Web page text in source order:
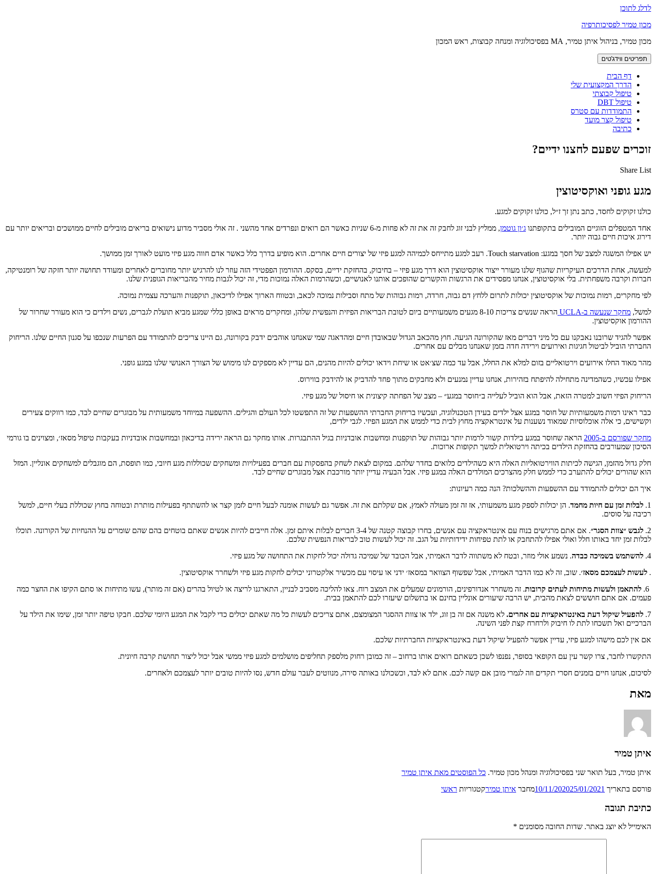
לדלג לתוכן
מכון טמיר לפסיכותרפיה
מכון טמיר, בניהול איתן טמיר, MA בפסיכולוגיה ומנחה קבוצות, ראש המכון
תפריטים ווידג'טים
דף הבית
הדרך המקצועית שלי
טיפול קבוצתי
טיפול DBT
התמודדות עם סטרס
טיפול קצר מועד
כתיבה
זוכרים שפעם לחצנו ידיים?
Share List
מגע גופני ואוקסיטוצין
כולנו זקוקים לחסד, כתב נתן זך ז״ל, כולנו זקוקים למגע.
אחד המטפלים הזוגיים המובילים בתקופתנו ג׳ון גוטמן
, ממליץ לבני זוג לחבק זה את זה לא פחות מ-6 שניות כאשר הם רואים ונפרדים אחד מהשני . זה אולי מסביר מדוע נישואים בריאים מובילים לחיים ממושכים ובריאים יותר עם
דירוג איכות חיים גבוה יותר.
יש אפילו המשגה למצב של חסך במגע: Touch starvation. רעב למגע מתייחס לכמיהה למגע פיזי של יצורים חיים אחרים. הוא מופיע בדרך כלל כאשר אדם חווה מגע פיזי מועט לאורך זמן ממושך.
למעשה, אחת הדרכים העיקריות שהגוף שלנו מעורר ייצור אוקסיטוצין הוא דרך מגע פיזי – בחיבוק, בהחזקת ידיים, בסקס. ההורמון הפפטידי הזה עוזר לנו להרגיש יותר מחוברים לאחרים ומעודד תחושה יותר חזקה של רומנטיקה,
חברות וקרבה משפחתית. בלי אוקסיטוצין, אנחנו מפסידים את הרגשות והקשרים שהופכים אותנו לאנושיים, וכשהרמות האלה נמוכות מדי, זה יכול לגבות מחיר מהבריאות הגופנית שלנו.
לפי מחקרים, רמות נמוכות של אוקסיטוצין יכולות לתרום ללחץ דם גבוה, חרדה, רמות גבוהות של מתח וסבילות נמוכה לכאב, ובטווח הארוך אפילו לדיכאון, תוקפנות והערכה עצמית נמוכה.
למשל, מחקר שנעשה ב-UCLA
הראה שנשים צריכות 8-10 מגעים משמעותיים ביום לטובת הבריאות הפיזית והנפשית שלהן, ומחקרים מראים באופן כללי שמגע מביא תועלת לגברים, נשים וילדים כי הוא מעורר שחרור של
ההורמון אוקסיטוצין.
אפשר להגיד שרובנו נאבקנו עם כל מיני דברים מאז שהקורונה הגיעה. חוץ מהכאב הגדול שבאובדן חיים ומהדאגה שמי שאנחנו אוהבים ידבק בקורונה, גם היינו צריכים להתמודד עם הפרעות שנכפו על סגנון החיים שלנו. הריחוק
החברתי הוביל לביטול חגיגות ואירועים וירידה חדה בזמן שאנחנו מבלים עם אחרים.
מהר מאוד החלו אירועים וירטואליים בזום למלא את החלל, אבל עד כמה שצ׳אט או שיחת וידאו יכולים להיות מהנים, הם עדיין לא מספקים לנו מימוש של הצורך האנושי שלנו במגע גופני.
אפילו עכשיו, כשהמדינה מתחילה להיפתח בזהירות, אנחנו עדיין נמנעים ולא מחבקים מתוך פחד להדביק או להידבק בווירוס.
הריחוק הפיזי חשוב למטרה הזאת, אבל הוא הוביל לעלייה ב״חוסר במגע״ – מצב של הפחתה קיצונית או חיסול של מגע פיזי.
כבר ראינו רמות משמעותיות של חוסר במגע אצל ילדים בעידן הטכנולוגיה, ועכשיו בריחוק החברתי ההשפעות של זה התפשטו לכל העולם והגילים. ההשפעה במיוחד משמעותית על מבוגרים שחיים לבד, כמו רווקים צעירים
וקשישים, כי אלה אוכלוסיות שמאוד נשענות על אינטראקציה מחוץ לבית כדי לממש את המגע הפיזי. לגבי ילדים,
מחקר שפורסם ב-2005
הראה שחוסר במגע בילדות קשור לרמות יותר גבוהות של תוקפנות ומחשבות אובדניות בגיל ההתבגרות. אותו מחקר גם הראה ירידה בדיכאון ובמחשבות אובדניות בעקבות טיפול מסאז׳, ומצוינים בו גורמי
הסיכון שמעורבים בהחזקת הילדים בכיתה וירטואלית למשך תקופות ארוכות.
חלק גדול מהזמן, הגישה לכיתות הווירטואליות האלה היא כשהילדים כלואים בחדר שלהם. במקום לצאת לשחק בהפסקות עם חברים בפעילויות ומשחקים שכוללות מגע חיובי, כמו תופסת, הם מוגבלים למשחקים אונליין. המזל
הוא שהורים יכולים להתערב כדי לממש חלק מהצרכים המולדים האלה במגע פיזי. אבל הבעיה עדיין יותר מורכבת אצל מבוגרים שחיים לבד.
איך הם יכולים להתמודד עם ההשפעות וההשלכות? הנה כמה רעיונות:
1. לבלות זמן עם חיות מחמד. הן יכולות לספק מגע משמעותי, אז זה זמן מעולה לאמץ, אם שקלתם את זה. אפשר גם לעשות אומנה לבעל חיים לזמן קצר או להשתתף בפעילות מותרת ובטוחה בחוץ שכוללת בעלי חיים, למשל
רכיבה על סוסים.
2. לגבש ״צוות הסגר״
. אם אתם מרגישים בנוח עם אינטראקציה עם אנשים, בחרו קבוצה קטנה של 3-4 חברים לבלות איתם זמן. אלה חייבים להיות אנשים שאתם בוטחים בהם שהם שומרים על ההנחיות של הקורונה. תוכלו
לבלות זמן יחד באותו חלל ואולי אפילו להתחבק או לתת טפיחות ידידותיות על הגב. זה יכול לעשות טוב לבריאות הנפשית שלכם.
4. להשתמש בשמיכה כבדה. נשמע אולי מוזר, ובטח לא משתווה לדבר האמיתי, אבל הכובד של שמיכה גדולה יכול לחקות את התחושה של מגע פיזי.
. לעשות לעצמכם מסאז׳. שוב, זה לא כמו הדבר האמיתי, אבל שפשוף הצוואר במסאז׳ ידני או עיסוי עם מכשיר אלקטרוני יכולים לחקות מגע פיזי ולשחרר אוקסיטוצין.
להתאמן ולעשות מתיחות לעתים קרובות. זה משחרר אנדורפינים, הורמונים שמעלים את המצב רוח. צאו להליכה מסביב לבניין, התארגנו לריצה או לטיול בהרים (אם זה מותר), עשו מתיחות או סתם הקיפו את החצר כמה
פעמים. אם אתם חוששים לצאת מהבית, יש הרבה שיעורים אונליין בחינם או בתשלום שיעזרו לכם להתאמן בבית.
7. להפעיל שיקול דעת באינטראקציות עם אחרים. לא משנה אם זה בן זוג, ילד או צוות ההסגר המצומצם, אתם צריכים לעשות כל מה שאתם יכולים כדי לקבל את המגע היומי שלכם. חבקו טיפה יותר זמן, שימו את הילד על
הברכיים ואל תשכחו לתת לו חיבוק ולרחרח קצת לפני השינה.
אם אין לכם מישהו למגע פיזי, עדיין אפשר להפעיל שיקול דעת באינטראקציות החברתיות שלכם.
התקשרו לחבר, צרו קשר עין עם הקופאי בסופר, נפנפו לשכן כשאתם רואים אותו ברחוב – זה כמובן רחוק מלספק תחליפים מושלמים למגע פיזי ממשי אבל יכול ליצור תחושת קרבה חיונית.
לסיכום, אנחנו חיים בזמנים חסרי תקדים וזה לגמרי מובן אם קשה לכם. אתם לא לבד, וכשכולנו באותה סירה, מנווטים לעבר עולם חדש, נסו להיות טובים יותר לעצמכם ולאחרים.
מאת
איתן טמיר
איתן טמיר, בעל תואר שני בפסיכולוגיה ומנהל מכון טמיר. כל הפוסטים מאת איתן טמיר‏
פורסם בתאריך
10/11/202025/01/2021 מחבר איתן טמירקטגוריות ראשי
כתיבת תגובה
האימייל לא יוצג באתר. שדות החובה מסומנים *